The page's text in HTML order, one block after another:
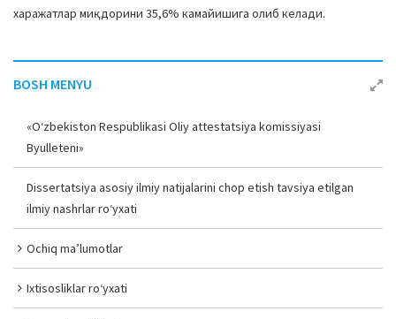
харажатлар миқдорини 35,6% камайишига олиб келади.
BOSH MENYU
«O‘zbekiston Respublikasi Oliy attestatsiya komissiyasi
Byulleteni»
Dissertatsiya asosiy ilmiy natijalarini chop etish tavsiya etilgan
ilmiy nashrlar ro‘yxati
Ochiq ma’lumotlar
Ixtisosliklar ro‘yxati